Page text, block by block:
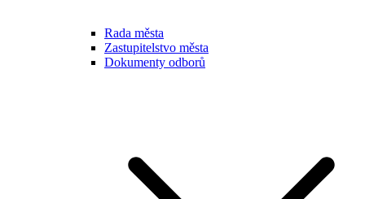
Rada města
Zastupitelstvo města
Dokumenty odborů